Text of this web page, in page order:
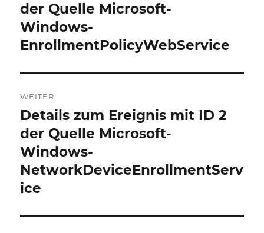
Beitrag:
der Quelle Microsoft-
Windows-
EnrollmentPolicyWebService
WEITER
Nächster
Beitrag:
Details zum Ereignis mit ID 2
der Quelle Microsoft-
Windows-
NetworkDeviceEnrollmentServ
ice